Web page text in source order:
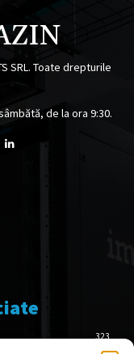
SRL. Toate drepturile
de la ora 9:30.
323